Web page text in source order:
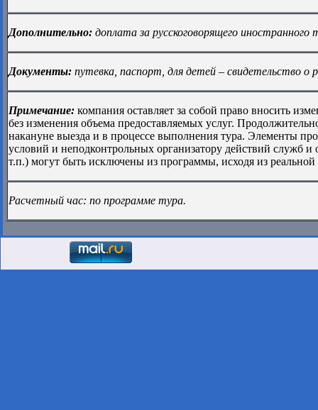
Дополнительно: доплата за русскоговорящего
Документы: путевка, паспорт, для детей – свидетельство о
Примечание: компания оставляет за собой право вносить
без изменения объема предоставляемых услуг.
накануне выезда и в процессе выполнения тура. Элементы
условий и неподконтрольных организатору действий служб
т.п.) могут быть исключены из программы, исходя из
Расчетный час: по программе тура.